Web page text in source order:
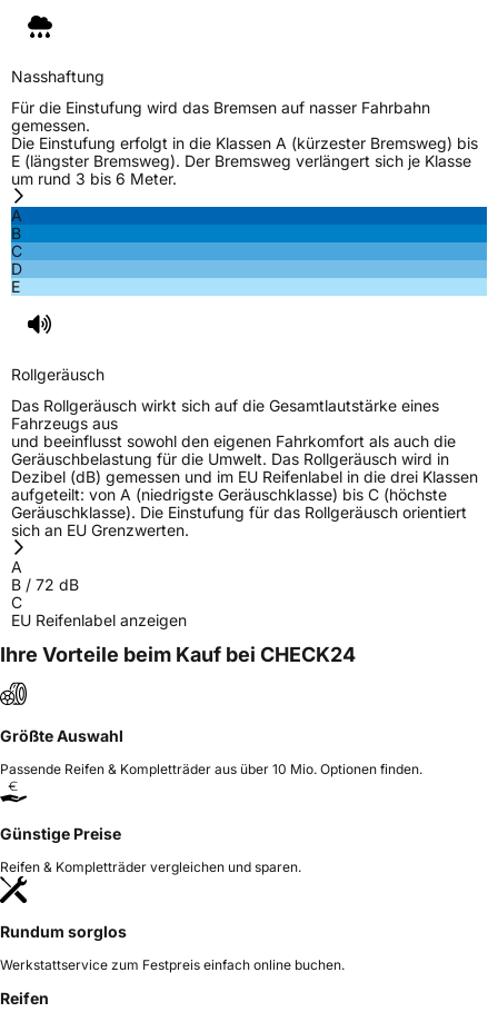
Nasshaftung
Für die Einstufung wird das Bremsen auf nasser Fahrbahn
gemessen.
Die Einstufung erfolgt in die Klassen A (kürzester Bremsweg) bis
E (längster Bremsweg). Der Bremsweg verlängert sich je Klasse
um rund 3 bis 6 Meter.
A
B
C
D
E
Rollgeräusch
Das Rollgeräusch wirkt sich auf die Gesamtlautstärke eines
Fahrzeugs aus
und beeinflusst sowohl den eigenen Fahrkomfort als auch die
Geräuschbelastung für die Umwelt. Das Rollgeräusch wird in
Dezibel (dB) gemessen und im EU Reifenlabel in die drei Klassen
aufgeteilt: von A (niedrigste Geräuschklasse) bis C (höchste
Geräuschklasse). Die Einstufung für das Rollgeräusch orientiert
sich an EU Grenzwerten.
A
B / 72 dB
C
EU Reifenlabel anzeigen
Ihre Vorteile beim Kauf bei CHECK24
Größte Auswahl
Passende Reifen & Kompletträder aus über 10 Mio. Optionen finden.
Günstige Preise
Reifen & Kompletträder vergleichen und sparen.
Rundum sorglos
Werkstattservice zum Festpreis einfach online buchen.
Reifen